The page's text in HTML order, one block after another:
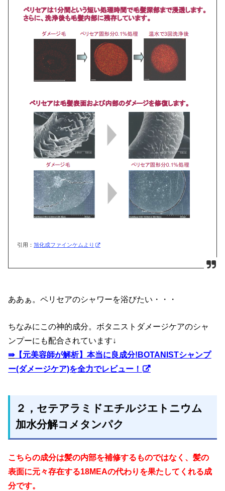
引用：旭化成ファインケムより
ああぁ。ペリセアのシャワーを浴びたい・・・
ちなみにこの神的成分。ボタニストダメージケアのシャ
ンプーにも配合されています↓
⇛【元美容師が解析】本当に良成分!BOTANISTシャンプ
ー(ダメージケア)を全力でレビュー！
２，セテアラミドエチルジエトニウム
加水分解コメタンパク
こちらの成分は髪の内部を補修するものではなく、髪の
表面に元々存在する18MEAの代わりを果たしてくれる成
分です。